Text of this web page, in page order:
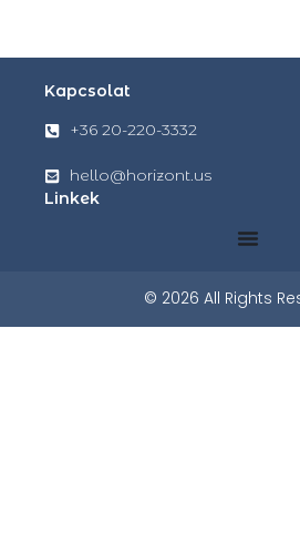
Kapcsolat
+36 20-220-3332
hello@horizont.us
Linkek
© 2026 All Rights